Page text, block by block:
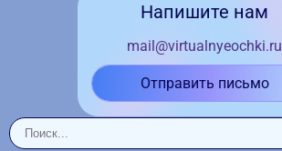
Напишите нам
mail@virtualnyeochki.ru
Отправить письмо